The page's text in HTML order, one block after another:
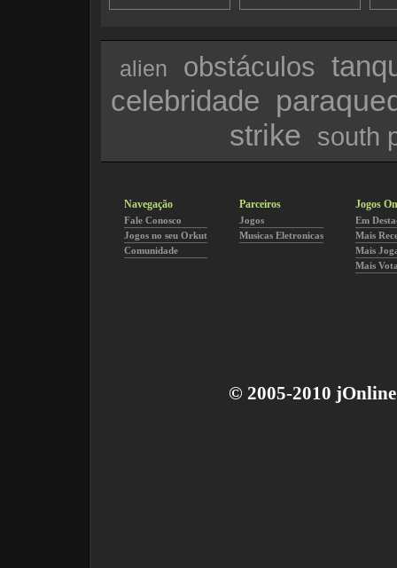
alien obstáculos
celebridade
strike
south
Navegação
Fale Conosco
Jogos no seu Orkut
Comunidade
Parceiros
Jogos
Musicas Eletronicas
Jogos
Em
Mais
Mais
Mais
© 2005-2010